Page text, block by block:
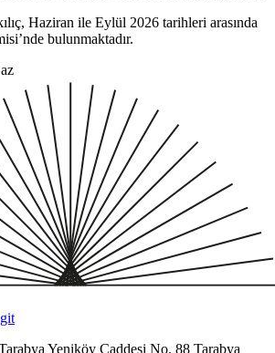
Haziran ile Eylül 2026 tarihleri arasında
bulunmaktadır.
Yeniköy Caddesi No. 88 Tarabya